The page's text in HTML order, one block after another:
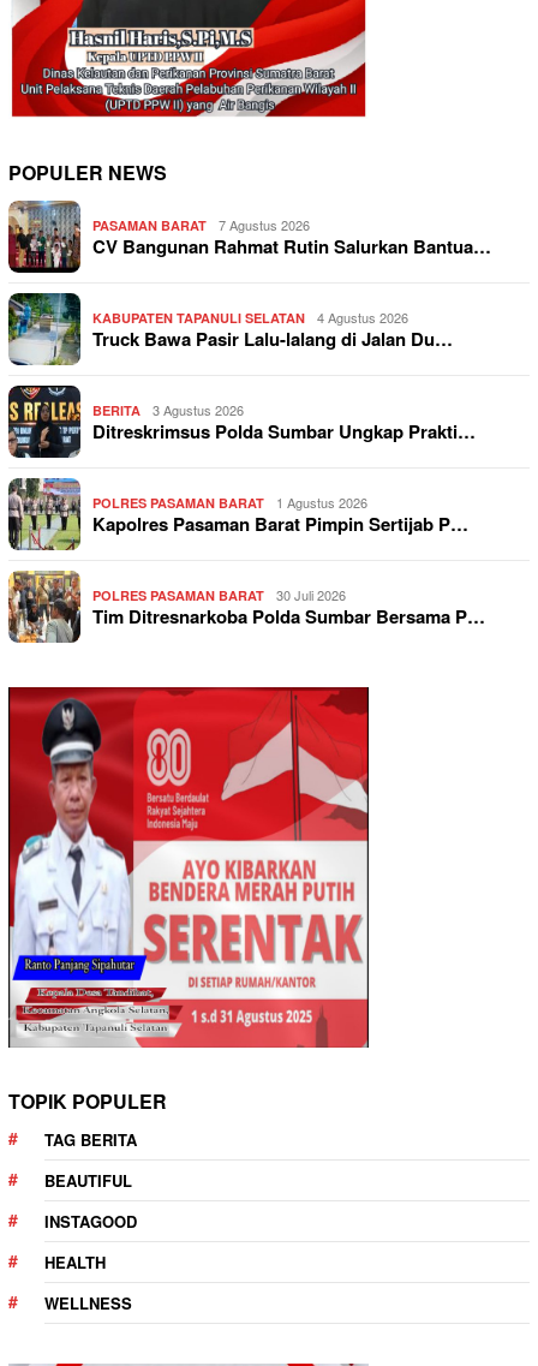
POPULER NEWS
PASAMAN BARAT 7 Agustus 2026
CV Bangunan Rahmat Rutin Salurkan Bantua…
KABUPATEN TAPANULI SELATAN 4 Agustus 2026
Truck Bawa Pasir Lalu-lalang di Jalan Du…
BERITA 3 Agustus 2026
Ditreskrimsus Polda Sumbar Ungkap Prakti…
POLRES PASAMAN BARAT 1 Agustus 2026
Kapolres Pasaman Barat Pimpin Sertijab P…
POLRES PASAMAN BARAT 30 Juli 2026
Tim Ditresnarkoba Polda Sumbar Bersama P…
TOPIK POPULER
TAG BERITA
BEAUTIFUL
INSTAGOOD
HEALTH
WELLNESS